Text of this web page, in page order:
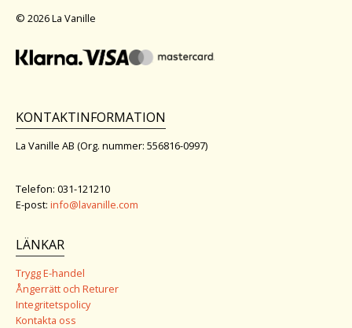
© 2026 La Vanille
KONTAKTINFORMATION
La Vanille AB (Org. nummer: 556816-0997)
Telefon: 031-121210
E-post: info@lavanille.com
LÄNKAR
Trygg E-handel
Ångerrätt och Returer
Integritetspolicy
Kontakta oss